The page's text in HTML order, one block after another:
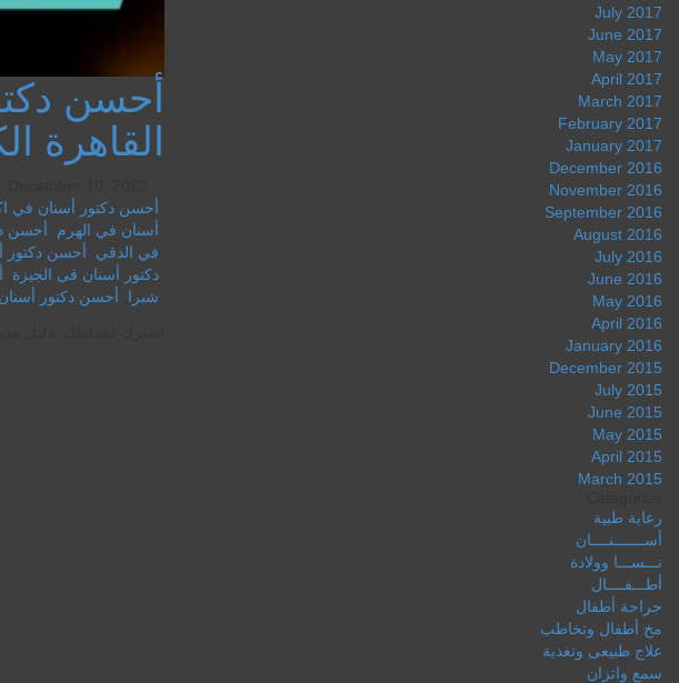
أحسن
القاهرة
أحسن دكتور أسنان في
أسنان في الهرم
أحسن
في الدقي
أحسن دكتور
دكتور أسنان فى الجيزة
شبرا
أحسن دكتور
July 2017
June 2017
May 2017
April 2017
March 2017
February 2017
January 2017
December 2016
November 2016
September 2016
August 2016
July 2016
June 2016
May 2016
April 2016
January 2016
December 2015
July 2015
June 2015
May 2015
April 2015
March 2015
رعاية طبية
أســـــــنــــان
نـــســـا وولادة
أطـــفــــال
جراحة أطفال
مخ أطفال وتخاطب
علاج طبيعى وتغذية
سمع واتزان